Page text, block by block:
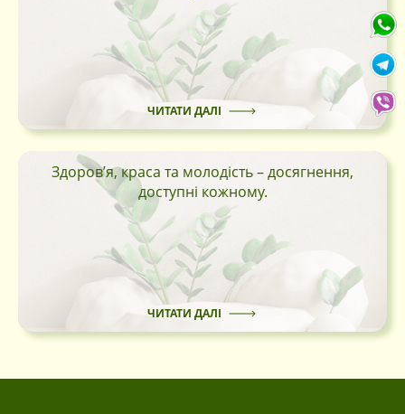
ЧИТАТИ ДАЛІ
Здоров’я, краса та молодість – досягнення,
доступні кожному.
ЧИТАТИ ДАЛІ
Тільки покупці, які увійшли на сайт і вже
купили цей товар, можуть залишати
відгуки.